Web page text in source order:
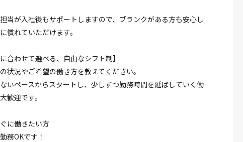
当が入社後もサポートしますので、ブランクがある方も安心し
慣れていただけます。
に合わせて選べる、自由なシフト制】
状況やご希望の働き方を教えてください。
いペースからスタートし、少しずつ勤務時間を延ばしていく働
歓迎です。
に働きたい方
務OKです！